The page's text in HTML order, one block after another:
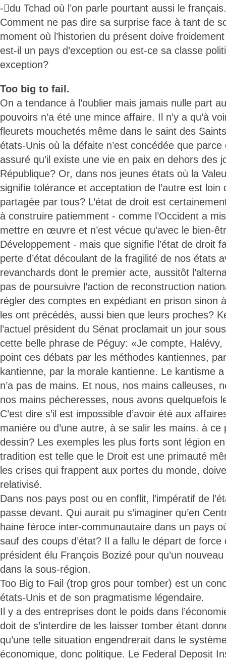
-du Tchad où l’on parle pourtant aussi le français.
Comment ne pas dire sa surprise face à tant de
moment où l’historien du présent doive
est-il un pays d’exception ou est-ce sa classe
exception?
Too big to fail.
On a tendance à l’oublier mais jamais nulle part
pouvoirs n’a été une mince affaire. Il n’y a qu’à
fleurets mouchetés même dans le saint des
états-Unis où la défaite n’est concédée que
assuré qu’il existe une vie en paix en dehors des
République? Or, dans nos jeunes états où la
signifie tolérance et acceptation de l’autre est loin
partagée par tous? L’état de droit est
à construire patiemment - comme l’Occident a
mettre en œuvre et n’est vécue qu’avec le bien-
Développement - mais que signifie l’état de droit
perte d’état découlant de la fragilité de nos états
revanchards dont le premier acte, aussitôt
pas de poursuivre l’action de reconstruction
régler des comptes en expédiant en prison sinon
les ont précédés, aussi bien que leurs proches?
l’actuel président du Sénat proclamait un jour
cette belle phrase de Péguy: «Je compte,
point ces débats par les méthodes kantiennes,
kantienne, par la morale kantienne. Le kantisme
n’a pas de mains. Et nous, nos mains calleuses,
nos mains pécheresses, nous avons quelquefois
C’est dire s’il est impossible d’avoir été aux
manière ou d’une autre, à se salir les mains. à ce
dessin? Les exemples les plus forts sont légion
tradition est telle que le Droit est une primauté
les crises qui frappent aux portes du monde,
relativisé.
Dans nos pays post ou en conflit, l’impératif de
passe devant. Qui aurait pu s’imaginer qu’en
haine féroce inter-communautaire dans un pays
sauf des coups d’état? Il a fallu le départ de force
président élu François Bozizé pour qu’un
dans la sous-région.
Too Big to Fail (trop gros pour tomber) est un
états-Unis et de son pragmatisme légendaire.
Il y a des entreprises dont le poids dans
doit de s’interdire de les laisser tomber étant
qu’une telle situation engendrerait dans le
économique, donc politique. Le Federal Deposit